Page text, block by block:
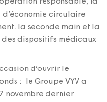
responsable, la
circulaire
la seconde main et la
dispositifs médicaux
d’ouvrir le
: le Groupe VYV a
novembre dernier